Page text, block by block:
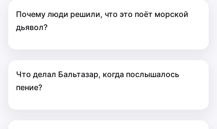
Почему люди решили, что это поёт морской
дьявол?
Что делал Бальтазар, когда послышалось
пение?